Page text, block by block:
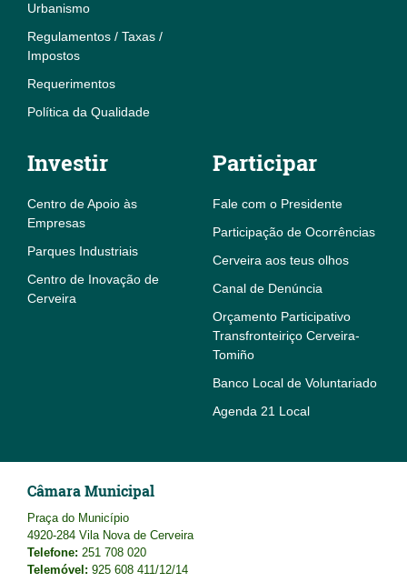
Urbanismo
Regulamentos / Taxas /
Impostos
Requerimentos
Política da Qualidade
Investir
Centro de Apoio às
Empresas
Parques Industriais
Centro de Inovação de
Cerveira
Participar
Fale com o Presidente
Participação de Ocorrências
Cerveira aos teus olhos
Canal de Denúncia
Orçamento Participativo
Transfronteiriço Cerveira-
Tomiño
Banco Local de Voluntariado
Agenda 21 Local
Câmara Municipal
Praça do Município
4920-284 Vila Nova de Cerveira
Telefone: 251 708 020
Telemóvel: 925 608 411/12/14